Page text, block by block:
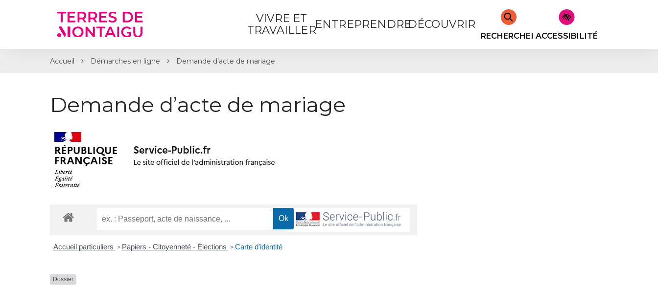
VIVRE ET
TRAVAILLERENTREPRENDREDÉCOUVRIR
RECHERCHERACCESSIBILITÉ
Accueil Démarches en ligne Demande d’acte de mariage
Demande d’acte de mariage
Accueil particuliers > Papiers - Citoyenneté - Élections > Carte d'identité
Dossier